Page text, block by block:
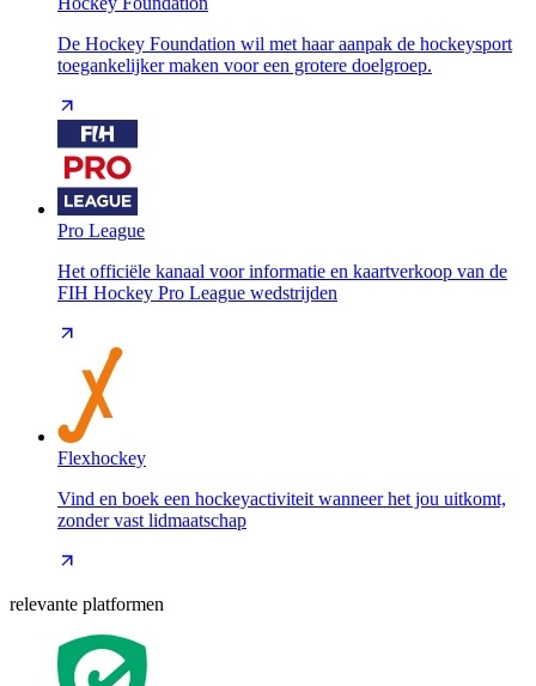
De Hockey Foundation wil met haar aanpak de hockeysport
toegankelijker maken voor een grotere doelgroep.
Pro League
Het officiële kanaal voor informatie en kaartverkoop van de
FIH Hockey Pro League wedstrijden
Flexhockey
Vind en boek een hockeyactiviteit wanneer het jou uitkomt,
zonder vast lidmaatschap
relevante platformen